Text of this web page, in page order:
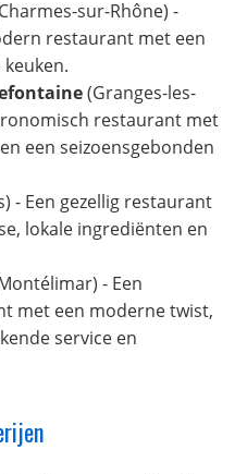
sur-Rhône) -
restaurant met een
(Granges-les-
restaurant met
een seizoensgebonden
- Een gezellig restaurant
lokale ingrediënten en
- Een
met een moderne twist,
service en